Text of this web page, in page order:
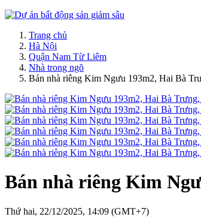
Trang chủ
Hà Nội
Quận Nam Từ Liêm
Nhà trong ngõ
Bán nhà riêng Kim Ngưu 193m2, Hai Bà
Bán nhà riêng Kim
Thứ hai, 22/12/2025, 14:09 (GMT+7)